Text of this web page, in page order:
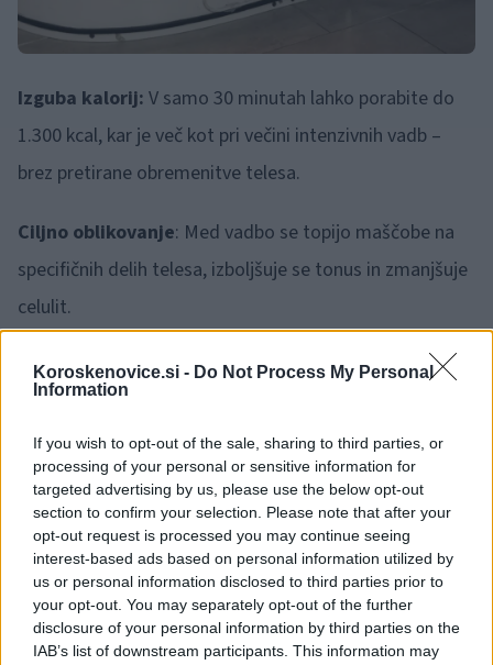
Koroskenovice.si - Do Not Process My Personal
Information
If you wish to opt-out of the sale, sharing to third parties, or
processing of your personal or sensitive information for
targeted advertising by us, please use the below opt-out
section to confirm your selection. Please note that after your
opt-out request is processed you may continue seeing
interest-based ads based on personal information utilized by
us or personal information disclosed to third parties prior to
your opt-out. You may separately opt-out of the further
disclosure of your personal information by third parties on the
IAB’s list of downstream participants. This information may
Izguba kalorij: V samo 30 minutah lahko porabite do
1.300 kcal, kar je več kot pri večini intenzivnih vadb –
brez pretirane obremenitve telesa.
Ciljno oblikovanje: Med vadbo se topijo maščobe na
specifičnih delih telesa, izboljšuje se tonus in zmanjšuje
celulit.
Kriolipoliza: zmanjševanje maščobnih oblog brez
kirurgije
Kriolipoliza je neinvazivna metoda za odstranjevanje
trdovratnih maščobnih oblog. Postopek deluje tako, da
hladi maščobne celice do točke, kjer se uničijo, telo pa
jih postopoma naravno odstrani. Idealna je za
oblikovanje telesa, še posebej na predelih, kot so
trebuh, boki, stegna in podbradek. Brez bolečin, brez